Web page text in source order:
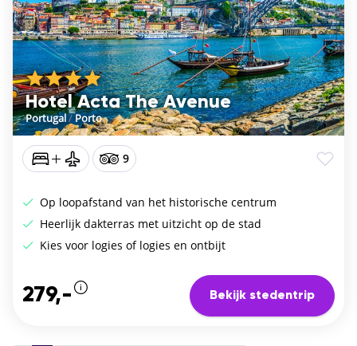
Hotel Acta The Avenue
Portugal/Porto
9
Op loopafstand van het historische centrum
Heerlijk dakterras met uitzicht op de stad
Kies voor logies of logies en ontbijt
279,- Bekijk stedentrip